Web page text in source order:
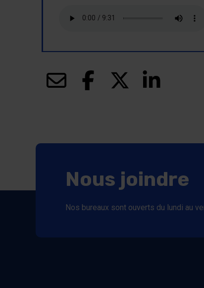
(ce lien s’ouvrira dans une nouvelle
(ce lien s’ouvrira dans
(ce lien s’ouvrira
Nous joindre
Nos bureaux sont ouverts du lundi au